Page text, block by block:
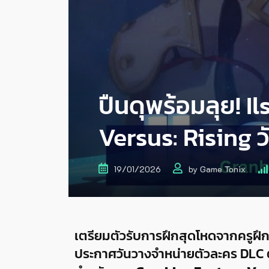
ปืนดุพร้อมลุย!
Versus: Rising
19/01/2026 by Game Tonix
เตรียมตัวรับการฝึกสุดโหดจากครูฝึ
ประกาศวันวางจำหน่ายตัวละคร